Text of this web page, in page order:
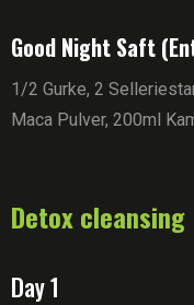
Good Night Saft
1/2 Gurke, 2
Maca Pulver, 200ml
Detox cleansing
Day 1